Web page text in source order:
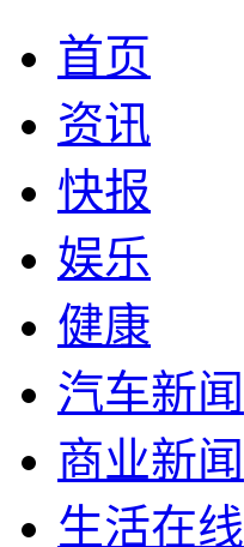
首页
资讯
快报
娱乐
健康
汽车新闻
商业新闻
生活在线